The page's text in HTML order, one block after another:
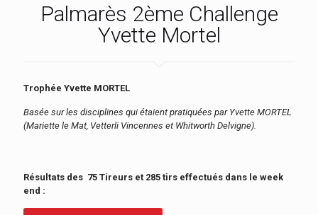
Palmarès 2ème Challenge
Yvette Mortel
Trophée Yvette MORTEL
Basée sur les disciplines qui étaient pratiquées par Yvette MORTEL
(Mariette le Mat, Vetterli Vincennes et Whitworth Delvigne).
Résultats des 75 Tireurs et 285 tirs effectués dans le week
end :